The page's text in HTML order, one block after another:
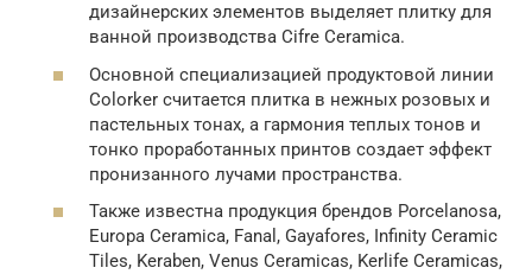
дизайнерских элементов выделяет плитку для
ванной производства Cifre Ceramica.
Основной специализацией продуктовой линии
Colorker считается плитка в нежных розовых и
пастельных тонах, а гармония теплых тонов и
тонко проработанных принтов создает эффект
пронизанного лучами пространства.
Также известна продукция брендов Porcelanosa,
Europa Ceramica, Fanal, Gayafores, Infinity Ceramic
Tiles, Keraben, Venus Ceramicas, Kerlife Ceramicas,